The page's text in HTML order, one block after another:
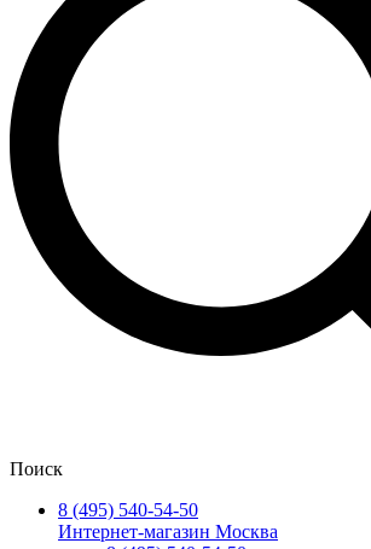
Поиск
8 (495) 540-54-50
Интернет-магазин Москва